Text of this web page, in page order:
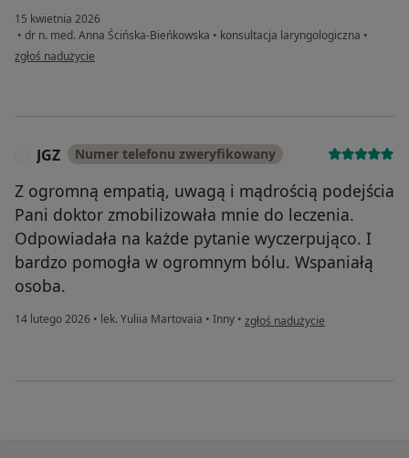
15 kwietnia 2026
• dr n. med. Anna Ścińska-Bieńkowska • konsultacja laryngologiczna •
w opinii użytkownika Marta
zgłoś nadużycie
JGZ Numer telefonu zweryfikowany
Z ogromną empatią, uwagą i mądrością podejścia
Pani doktor zmobilizowała mnie do leczenia.
Odpowiadała na każde pytanie wyczerpująco. I
bardzo pomogła w ogromnym bólu. Wspaniałą
osoba.
14 lutego 2026 • lek. Yuliia Martovaia • Inny • w opinii użytkownika JGZ
zgłoś nadużycie